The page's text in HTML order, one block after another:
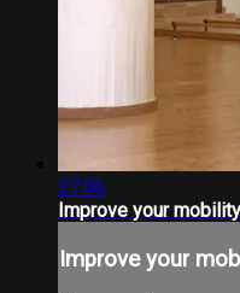
27:06
Improve your
Improve your